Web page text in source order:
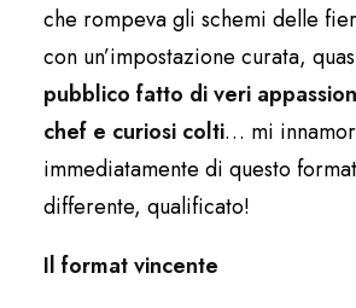
che rompeva gli schemi delle
con un’impostazione curata,
pubblico fatto di veri
chef e curiosi colti… mi
immediatamente di questo
differente, qualificato!
Il format vincente